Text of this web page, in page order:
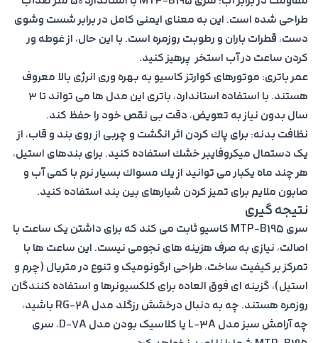
طراحى شده است. اين به معناى ايمنى كامل در برابر شست وشوى
دست، قطرات باران و رطوبت روزمره است. با اين حال، از غوطه ور
كردن ساعت در آب استخر پرهيز كنيد.
عمر باترى: موتورهاى كوارتز كاسيو به بهره ورى انرژى بالا معروف
هستند. با استفاده استاندارد، باترى اين مدل ها مى تواند تا ٣
سال بدون نياز به تعويض، دقت بى نقص خود را حفظ كند.
نظافت بدنه: براى پاك كردن اثر انگشت و چربى از روى بند و قاب، از
يک دستمال ميكروفايبر خشك استفاده كنيد. براى بندهاى استيل،
هر چند ماه يكبار مى توانيد از يك مسواك بسيار نرم با كمى آب و
صابون ملايم براى تميز كردن شيارهاى بين بند استفاده كنيد.
نتیجه گیری
سری MTP-B195 کاسیو ثابت می کند که برای داشتن یک ساعت با
اصالت، نیازی به صرف هزینه های نجومی نیست. این ساعت ها با
تمرکز بر کیفیت ساخت، طراحی ارگونومیک و تنوع در متریال (چرم و
استیل)، گزینه ای فوق العاده برای کلکسیونرها و استفاده کنندگان
روزمره هستند. چه به دنبال درخشش رزگلد مدل RG-2A باشید،
چه آرامش سبز مدل L-3A یا کلاسیک بودن مدل D-7A، سری